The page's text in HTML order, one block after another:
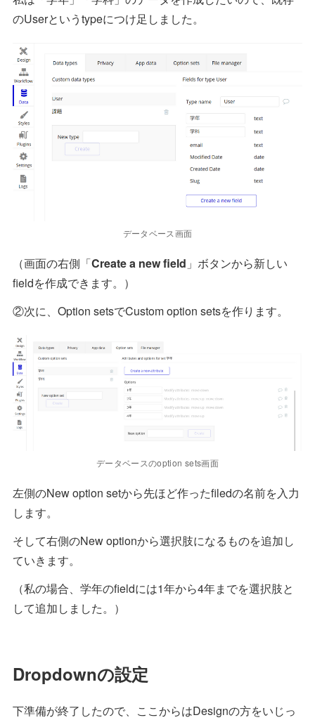
のUserというtypeにつけ足しました。
データベース画面
（画面の右側「Create a new field 」ボタンから新しい
fieldを作成できます。）
②次に、Option setsでCustom option setsを作ります。
データベースのoption sets画面
左側のNew option setから先ほど作ったfiledの名前を入力
します。
そして右側のNew optionから選択肢になるものを追加し
ていきます。
（私の場合、学年のfieldには1年から4年までを選択肢と
して追加しました。）
Dropdownの設定
下準備が終了したので、ここからはDesignの方をいじっ